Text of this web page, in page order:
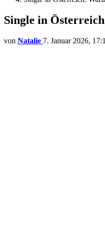
Single in
von Natalie 7. Januar 2026,